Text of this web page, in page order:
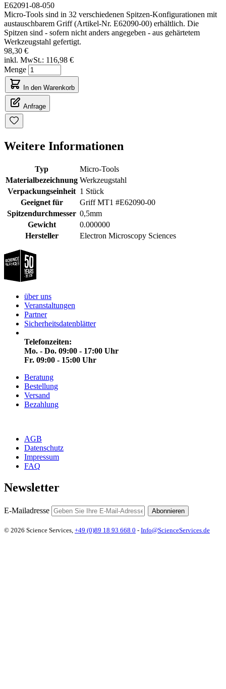
E62091-08-050
Micro-Tools sind in 32 verschiedenen Spitzen-Konfigurationen mit
austauschbarem Griff (Artikel-Nr. E62090-00) erhältlich. Die
Spitzen sind - sofern nicht anders angegeben - aus gehärtetem
Werkzeugstahl gefertigt.
98,30 €
inkl. MwSt.: 116,98 €
Menge
In den Warenkorb
Anfrage
Weitere Informationen
Typ
Micro-Tools
Materialbezeichnung Werkzeugstahl
Verpackungseinheit 1 Stück
Geeignet für
Griff MT1 #E62090-00
Spitzendurchmesser 0,5mm
Gewicht
0.000000
Hersteller
Electron Microscopy Sciences
über uns
Veranstaltungen
Partner
Sicherheitsdatenblätter
Telefonzeiten:
Mo. - Do. 09:00 - 17:00 Uhr
Fr. 09:00 - 15:00 Uhr
Beratung
Bestellung
Versand
Bezahlung
AGB
Datenschutz
Impressum
FAQ
Newsletter
E-Mailadresse Abonnieren
© 2026 Science Services, +49 (0)89 18 93 668 0 - Info@ScienceServices.de